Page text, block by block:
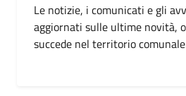
Le notizie, i comunicati e gli
aggiornati sulle ultime novità,
succede nel territorio